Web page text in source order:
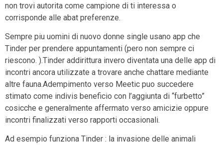
non trovi autorita come campione di ti interessa o
corrisponde alle abat preferenze.
Sempre piu uomini di nuovo donne single usano app che
Tinder per prendere appuntamenti (pero non sempre ci
riescono. ).Tinder addirittura invero diventata una delle app di
incontri ancora utilizzate a trovare anche chattare mediante
altre fauna.Adempimento verso Meetic puo succedere
stimato come indivis beneficio con l’aggiunta di “furbetto”
cosicche e generalmente affermato verso amicizie oppure
incontri finalizzati verso rapporti occasionali.
Ad esempio funziona Tinder : la invasione delle animali